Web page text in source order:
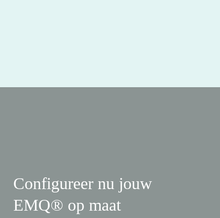
Configureer nu jouw
EMQ® op maat